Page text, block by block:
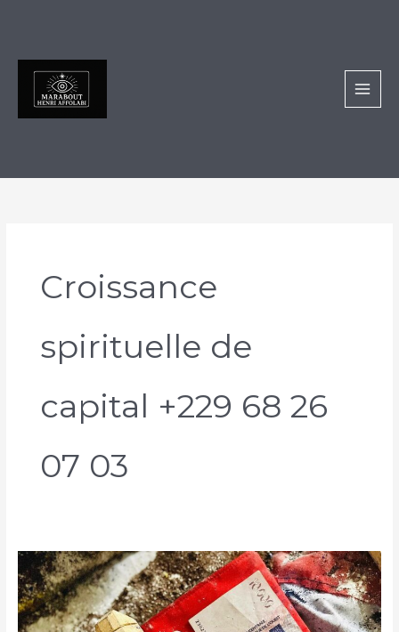
Croissance
spirituelle de
capital +229 68 26
07 03